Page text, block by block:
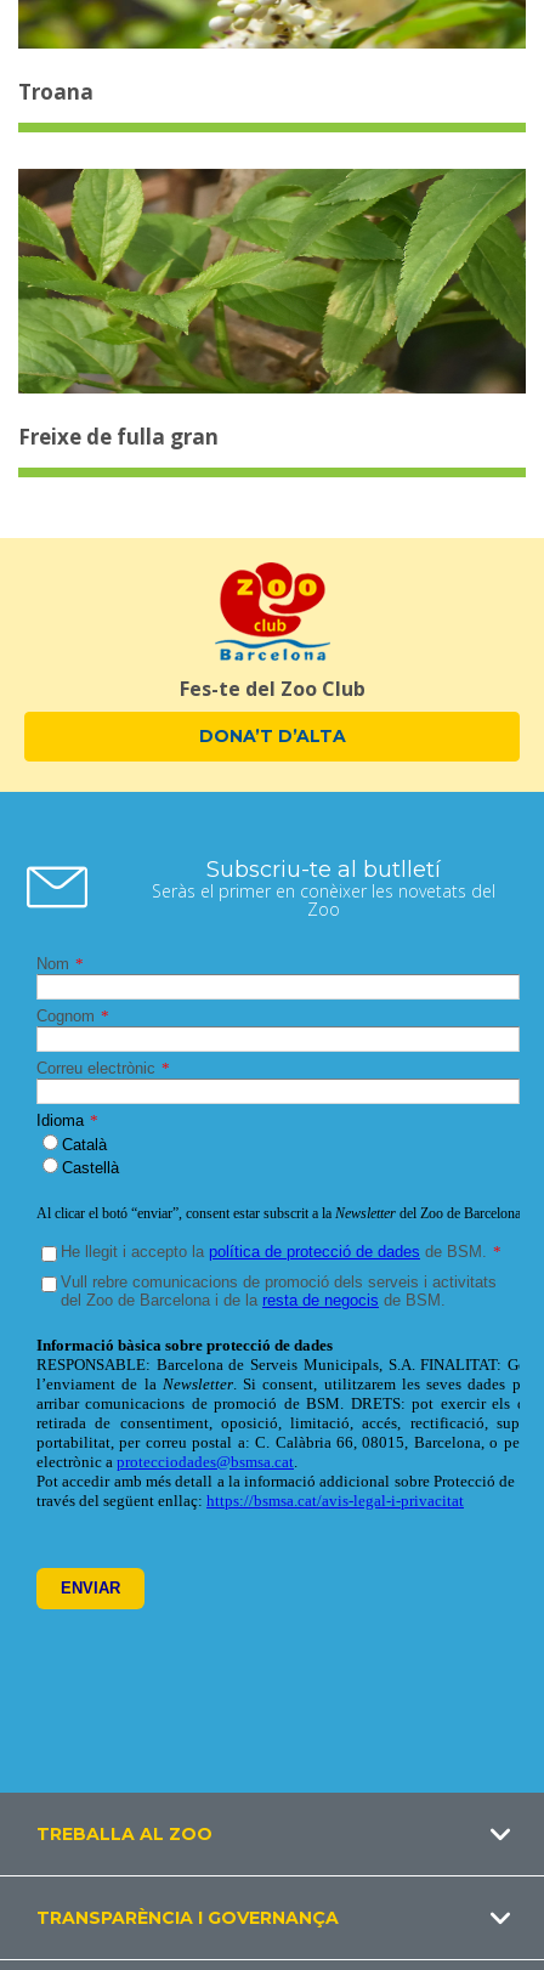
Troana
Freixe de fulla gran
Fes-te del Zoo Club
DONA’T D’ALTA
Subscriu-te al butlletí
Seràs el primer en conèixer les novetats del
Zoo
Footer
TREBALLA AL ZOO
TRANSPARÈNCIA I GOVERNANÇA